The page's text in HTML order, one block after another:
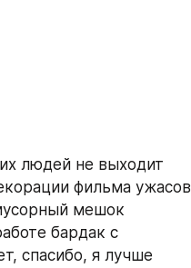
людей не выходит
фильма ужасов
мешок
бардак с
спасибо, я лучше